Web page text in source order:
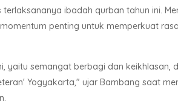
ibadah qurban tahun ini.
penting untuk memperkuat
yaitu semangat berbagi dan keikhlasan,
Yogyakarta," ujar Bambang saat